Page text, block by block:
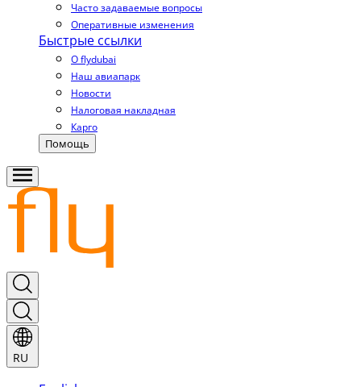
Часто задаваемые вопросы
Оперативные изменения
Быстрые ссылки
О flydubai
Наш авиапарк
Новости
Налоговая накладная
Карго
Помощь
RU